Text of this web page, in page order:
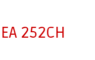
252CH